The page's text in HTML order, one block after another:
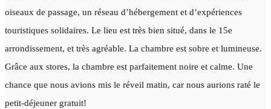
oiseaux de passage, un réseau d’hébergement et d’expériences
touristiques solidaires. Le lieu est très bien situé, dans le 15e
arrondissement, et très agréable. La chambre est sobre et lumineuse.
Grâce aux stores, la chambre est parfaitement noire et calme. Une
chance que nous avions mis le réveil matin, car nous aurions raté le
petit-déjeuner gratuit!